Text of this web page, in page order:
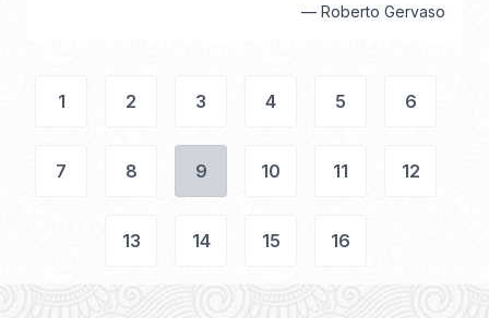
— Roberto Gervaso
1 2 3 4 5 6
7 8 9 10 11 12
13 14 15 16